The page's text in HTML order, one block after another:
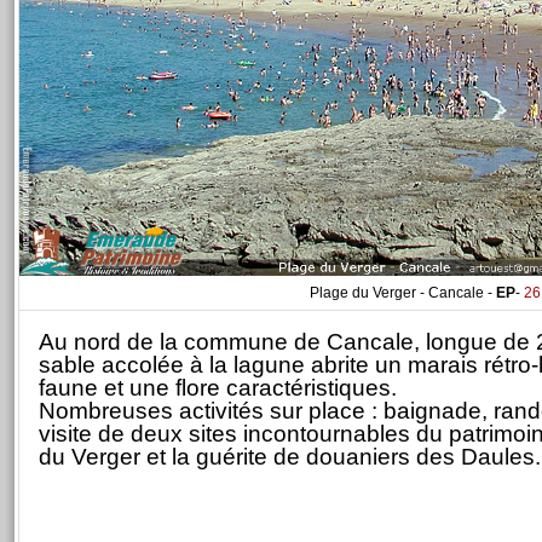
Plage du Verger - Cancale - EP-
Au nord de la commune de Cancale, longue de
sable accolée à la lagune abrite un marais
faune et une flore caractéristiques.
Nombreuses activités sur place : baignade,
visite de deux sites incontournables du
du Verger et la guérite de douaniers des Daules.